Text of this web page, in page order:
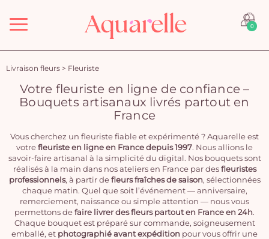
Menu 0
Livraison fleurs > Fleuriste
Votre fleuriste en ligne de confiance –
Bouquets artisanaux livrés partout en
France
Vous cherchez un fleuriste fiable et expérimenté ? Aquarelle est
votrefleuriste en ligne en France depuis 1997. Nous allions le
savoir-faire artisanal à la simplicité du digital. Nos bouquets sont
réalisés à la main dans nos ateliers en France par desfleuristes
professionnels, à partir defleurs fraîches de saison, sélectionnées
chaque matin. Quel que soit l’événement — anniversaire,
remerciement, naissance ou simple attention — nous vous
permettons defaire livrer des fleurs partout en France en 24h.
Chaque bouquet est préparé sur commande, soigneusement
emballé, et photographié avant expédition pour vous offrir une